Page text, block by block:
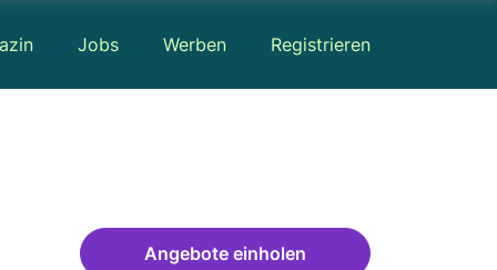
Jobs Werben Registrieren
Angebote einholen